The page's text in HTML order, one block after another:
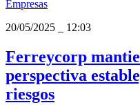
Empresas
20/05/2025
12:03
Ferreycorp
perspectiva
riesgos